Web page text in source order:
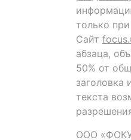
только
Сайт
абзаца,
50% от
заголовка
текста
ООО